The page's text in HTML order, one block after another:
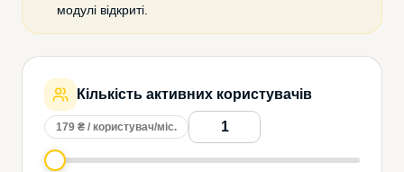
модулі відкриті.
Кількість активних користувачів
179 ₴ / користувач/міс.